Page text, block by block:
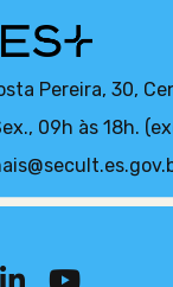
Pereira, 30,
09h às 18h.